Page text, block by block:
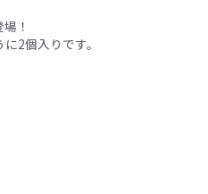
！
2個入りです。